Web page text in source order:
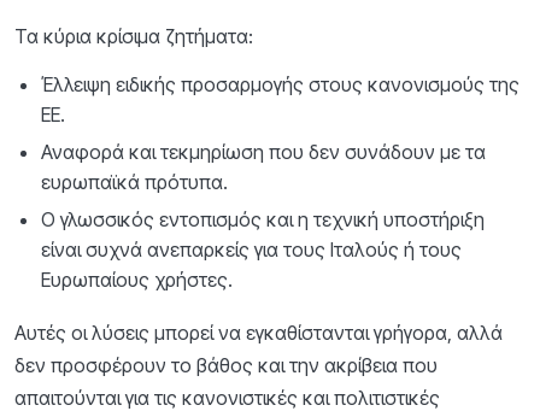
Τα κύρια κρίσιμα ζητήματα:
Έλλειψη ειδικής προσαρμογής στους κανονισμούς της
ΕΕ.
Αναφορά και τεκμηρίωση που δεν συνάδουν με τα
ευρωπαϊκά πρότυπα.
Ο γλωσσικός εντοπισμός και η τεχνική υποστήριξη
είναι συχνά ανεπαρκείς για τους Ιταλούς ή τους
Ευρωπαίους χρήστες.
Αυτές οι λύσεις μπορεί να εγκαθίστανται γρήγορα, αλλά
δεν προσφέρουν το βάθος και την ακρίβεια που
απαιτούνται για τις κανονιστικές και πολιτιστικές